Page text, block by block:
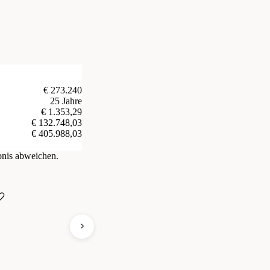
€ 273.240
25 Jahre
€ 1.353,29
€ 132.748,03
€ 405.988,03
abweichen.